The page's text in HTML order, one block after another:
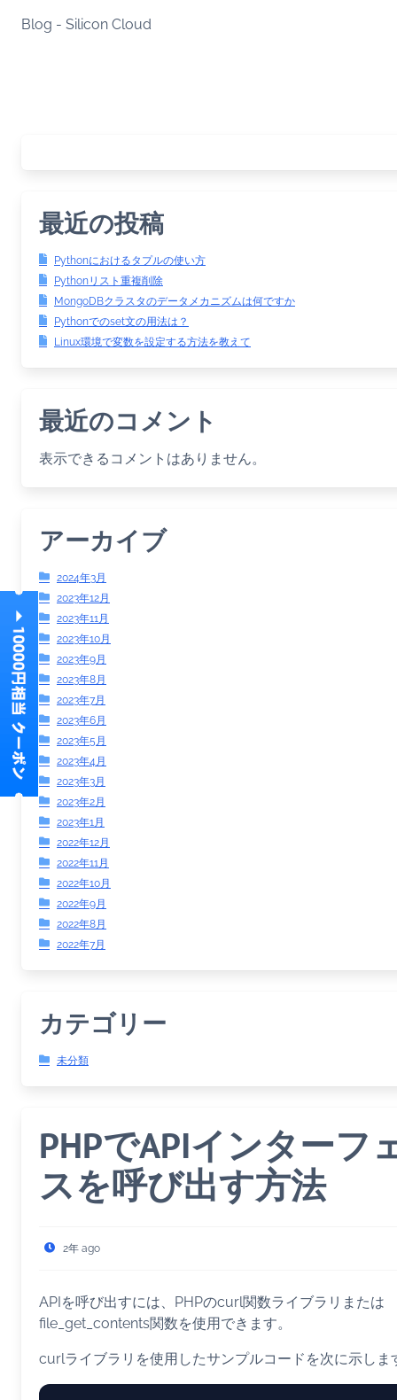
Blog - Silicon Cloud
最近の投稿
Pythonにおけるタプルの使い方
Pythonリスト重複削除
MongoDBクラスタのデータメカニズムは何ですか
Pythonでのset文の用法は？
Linux環境で変数を設定する方法を教えて
最近のコメント
表示できるコメントはありません。
アーカイブ
2024年3月
2023年12月
2023年11月
2023年10月
2023年9月
2023年8月
2023年7月
2023年6月
2023年5月
2023年4月
2023年3月
2023年2月
2023年1月
2022年12月
2022年11月
2022年10月
2022年9月
2022年8月
2022年7月
カテゴリー
未分類
PHPでAPIインターフ
スを呼び出す方法
2年 ago
APIを呼び出すには、PHPのcurl関数ライブラリまたは
file_get_contents関数を使用できます。
curlライブラリを使用したサンプルコードを次に示しま